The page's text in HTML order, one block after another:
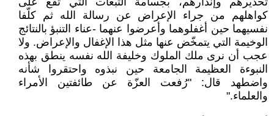
كواهلهم من جراء الإعراض عن رسالة الله ثم كلّفا
نفسيهما حين أغفلوهما وأعرضوا عنهما -عناء التنبؤ بالنتائج
الوخيمة التي يتمخّض عنها مثل هذا الإغفال والإعراض. ولا
عجب أن نرى ملك الملوك وخليفة الله نفسه ينطق بهذه
النبوءة العظيمة الجامعة حين نبذوه واحتقروا شأنه
واضطهد قال: "رُفعت العزّة عن طائفتين الأمراء
والعلماء."